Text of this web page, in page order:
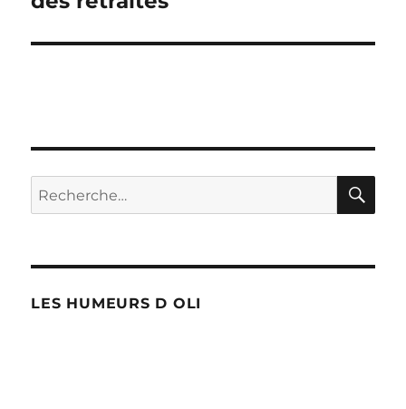
Recherche
pour :
LES HUMEURS D OLI